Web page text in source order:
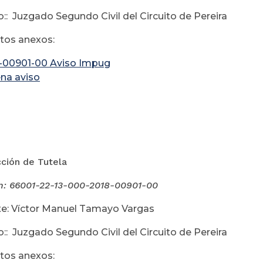
Juzgado Segundo Civil del Circuito de Pereira
anexos:
00901-00 Aviso Impug
aviso
de Tutela
66001-22-13-000-2018-00901-00
Víctor Manuel Tamayo Vargas
Juzgado Segundo Civil del Circuito de Pereira
anexos: